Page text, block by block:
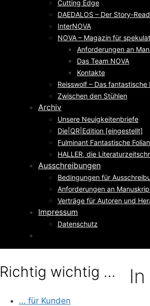
Cutting Edge
DAEDALOS – Der Story-
InterNOVA
NOVA – Magazin für
Anforderungen an
Das Team NOVA
Kontakte
Reisswolf – Das fantastische
Zwischen den Stühlen
Archiv
Unsere Neuigkeitenbriefe
Die|QR|Edition [eingestellt]
Fulminant Fantastische
HALLER, die
Ausschreibungen
Bedingungen für
Anforderungen an
Verträge für Autoren und
Impressum
Datenschutz
Richtig wichtig …
… für Kunden